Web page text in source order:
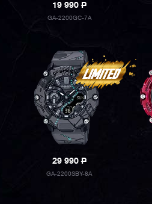
19 990P
GA-2200GC-7A
29 990P
GA-2200SBY-8A